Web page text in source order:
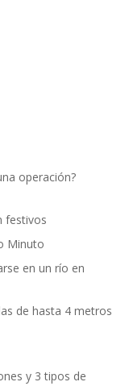
operación?
festivos
Minuto
en un río en
de hasta 4 metros
y 3 tipos de